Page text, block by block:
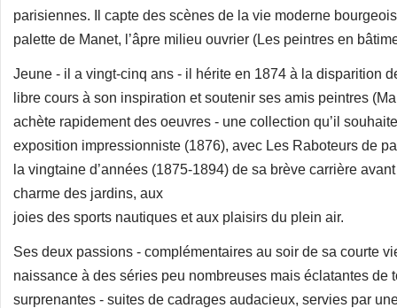
parisiennes. Il capte des scènes de la vie moderne
palette de Manet, l’âpre milieu ouvrier (Les peintres en
Jeune - il a vingt-cinq ans - il hérite en 1874 à la disparition
libre cours à son inspiration et soutenir ses amis peintres
achète rapidement des oeuvres - une collection qu’il
exposition impressionniste (1876), avec Les Raboteurs de
la vingtaine d’années (1875-1894) de sa brève carrière
charme des jardins, aux
joies des sports nautiques et aux plaisirs du plein air.
Ses deux passions - complémentaires au soir de sa courte
naissance à des séries peu nombreuses mais éclatantes de
surprenantes - suites de cadrages audacieux, servies par